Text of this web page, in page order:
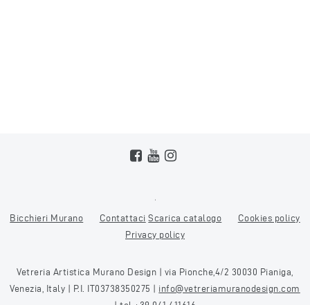
Bicchieri Murano Contattaci Scarica catalogo
Cookies policy
Privacy policy
Vetreria Artistica Murano Design | via Pionche,4/2 30030 Pianiga,
Venezia, Italy | P.I. IT03738350275 | info@vetreriamuranodesign.com